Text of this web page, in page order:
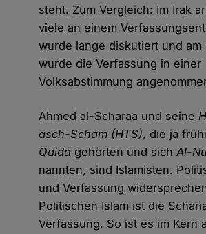
steht. Zum Vergleich: Im Irak
viele an einem
wurde lange diskutiert und am
wurde die Verfassung in einer
Volksabstimmung
Ahmed al-Scharaa und seine
asch-Scham (HTS), die ja
Qaida gehörten und sichAl-
nannten, sind Islamisten.
und Verfassung
Politischen Islam ist die
Verfassung. So ist es im Kern